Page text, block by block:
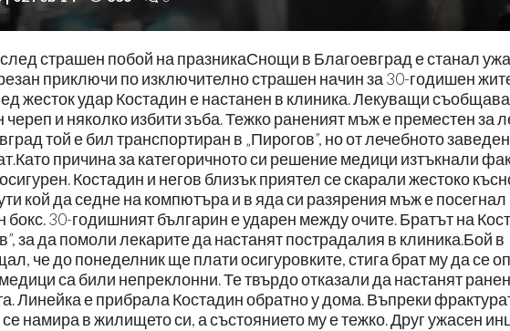
страшен побой на празникаСнощи в Благоевград е станал
приключи по изключително страшен начин за 30-годишен
жесток удар Костадин е настанен в клиника. Лекуващи
череп и няколко избити зъба. Тежко раненият мъж е преместен за
той е бил транспортиран в „Пирогов”, но от лечебното
причина за категоричното си решение медици изтъкнали
Костадин и негов близък приятел се скарали жестоко
кой да седне на компютъра и в яда си разярения мъж е посегнал
бокс. 30-годишният българин е ударен между очите. Братът на
за да помоли лекарите да настанят пострадалия в клиника.Бой в
че до понеделник ще плати осигуровките, стига брат му да се
са били непреклонни. Те твърдо отказали да настанят
Линейка е прибрала Костадин обратно у дома. Въпреки
намира в жилището си, а състоянието му е тежко. Друг ужасен